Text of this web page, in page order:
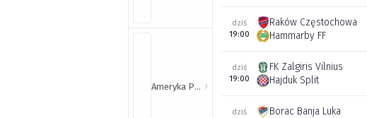
Ameryka Północna i Południowa
dziś
19:00
Raków Częstochowa
Hammarby FF
dziś
19:00
FK Zalgiris Vilnius
Hajduk Split
dziś
Borac Banja Luka